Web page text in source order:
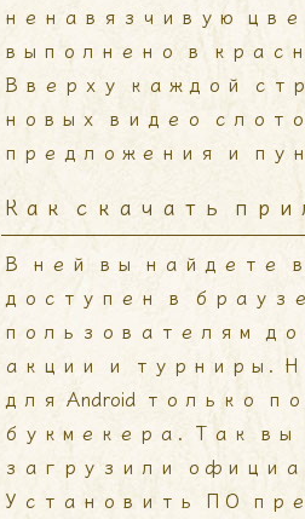
ненавязчивую
выполнено в
Вверху каждой
новых видео
предложения и
Как скачать
В ней вы найдете
доступен в
пользователям
акции и турниры.
для Android только
букмекера. Так
загрузили
Установить ПО